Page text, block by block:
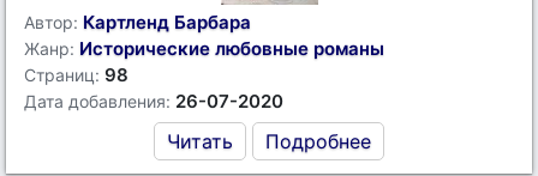
Автор: Картленд Барбара
Жанр: Исторические любовные романы
Страниц: 98
Дата добавления: 26-07-2020
Читать Подробнее